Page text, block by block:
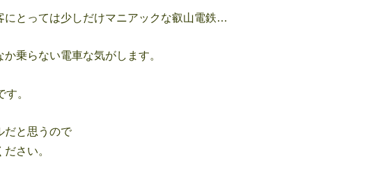
にとっては少しだけマニアックな叡山電鉄…
乗らない電車な気がします。
。
だと思うので
さい。